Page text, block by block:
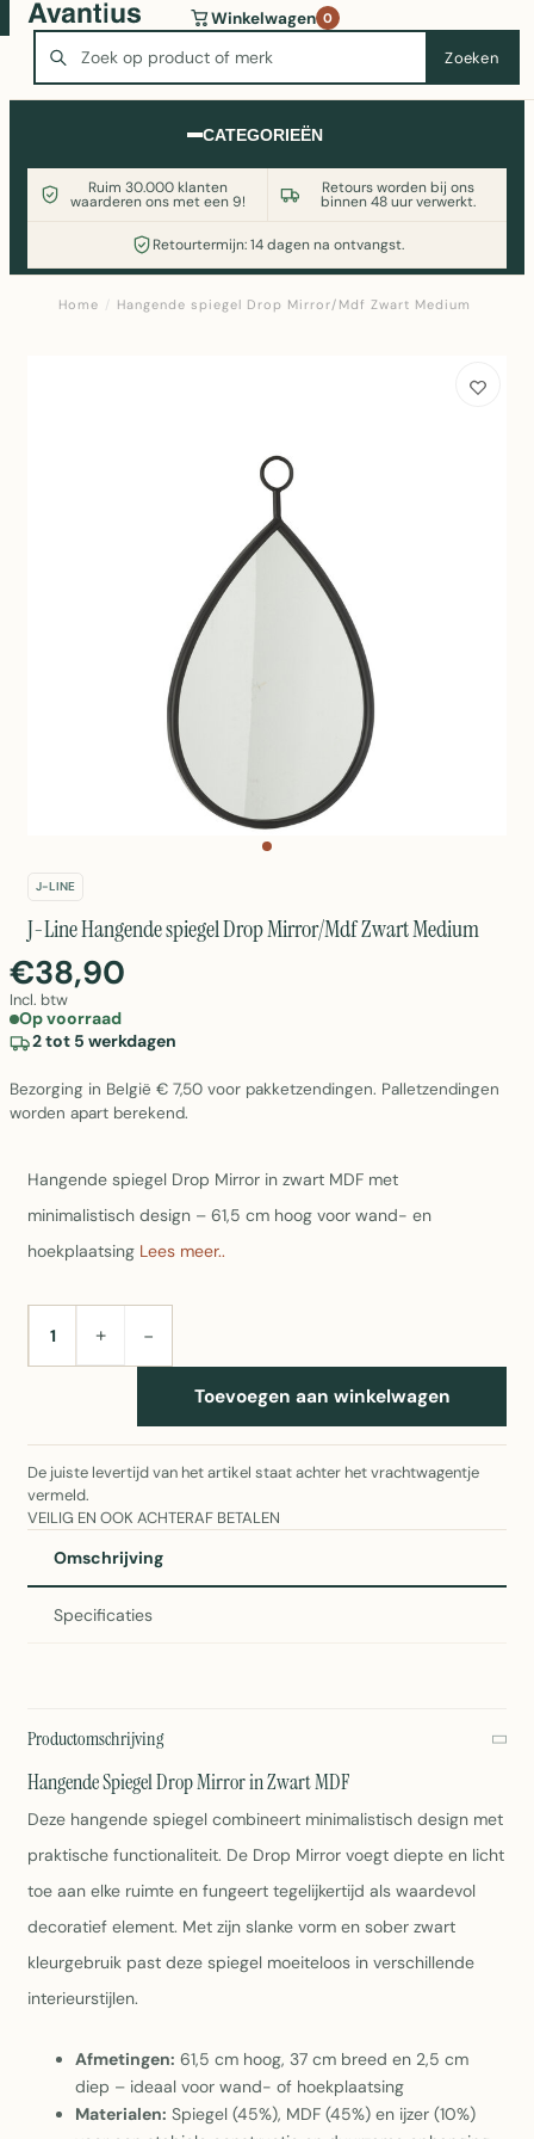
Zoeken
Winkelwagen 0
CATEGORIEËN
Ruim 30.000 klanten
waarderen ons met een 9!
Retours worden bij ons
binnen 48 uur verwerkt.
Retourtermijn: 14 dagen na ontvangst.
Wasmachine of koelkast nodig? Vergelijk alle prijzen op
Witgoedaanbod.nl
Home / Hangende spiegel Drop Mirror/Mdf Zwart Medium
J-LINE
J-Line Hangende spiegel Drop Mirror/Mdf Zwart Medium
€38,90
Incl. btw
Op voorraad
2 tot 5 werkdagen
Bezorging in België € 7,50 voor pakketzendingen. Palletzendingen
worden apart berekend.
Hangende spiegel Drop Mirror in zwart MDF met
minimalistisch design – 61,5 cm hoog voor wand- en
hoekplaatsing Lees meer..
AANTAL+ −
Toevoegen aan winkelwagen
De juiste levertijd van het artikel staat achter het vrachtwagentje
vermeld.
VEILIG EN OOK ACHTERAF BETALEN
Omschrijving
Specificaties
Productomschrijving
Hangende Spiegel Drop Mirror in Zwart MDF
Deze hangende spiegel combineert minimalistisch design met
praktische functionaliteit. De Drop Mirror voegt diepte en licht
toe aan elke ruimte en fungeert tegelijkertijd als waardevol
decoratief element. Met zijn slanke vorm en sober zwart
kleurgebruik past deze spiegel moeiteloos in verschillende
interieurstijlen.
Afmetingen: 61,5 cm hoog, 37 cm breed en 2,5 cm
diep – ideaal voor wand- of hoekplaatsing
Materialen: Spiegel (45%), MDF (45%) en ijzer (10%)